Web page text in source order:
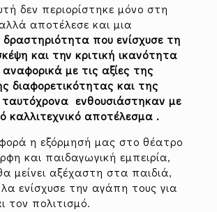
δεν περιορίστηκε μόνο στη
αποτέλεσε και μια
δραστηριότητα που ενίσχυσε τη
και την κριτική ικανότητα
με τις αξίες της
διαφορετικότητας και της
ενθουσιάστηκαν με
καλλιτεχνικό αποτέλεσμα .
η εξόρμησή μας στο θέατρο
και παιδαγωγική εμπειρία,
μείνει αξέχαστη στα παιδιά,
ενίσχυσε την αγάπη τους για
τον πολιτισμό.